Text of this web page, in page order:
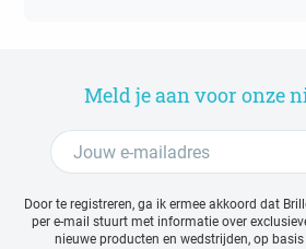
Meld je aan voor onze
Door te registreren, ga ik ermee akkoord dat
per e-mail stuurt met informatie over
nieuwe producten en wedstrijden, op